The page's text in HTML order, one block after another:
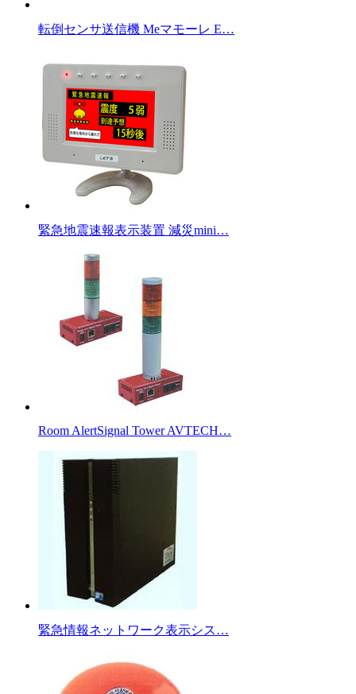
転倒センサ送信機 Meマモーレ E…
緊急地震速報表示装置 減災mini…
Room AlertSignal Tower AVTECH…
緊急情報ネットワーク表示シス…